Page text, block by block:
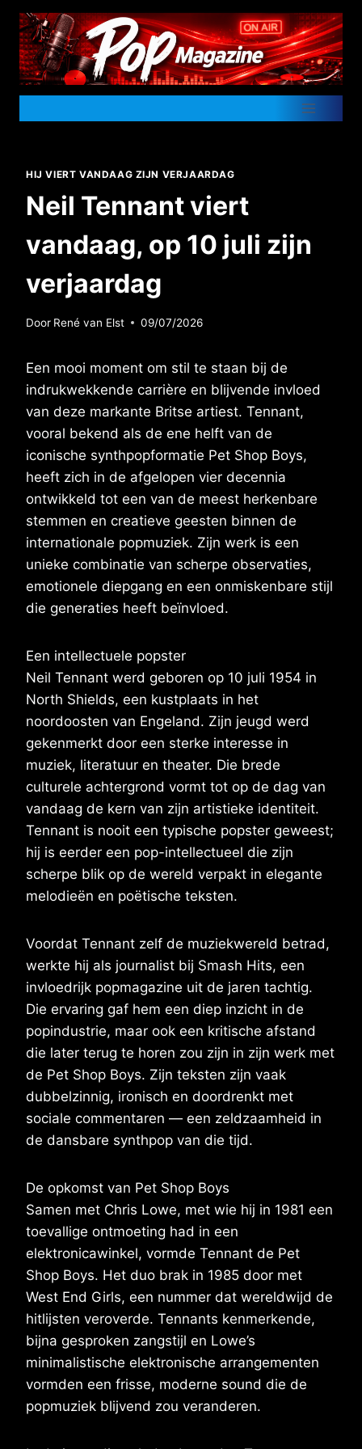
Doorgaan
naar
inhoud
HIJ VIERT VANDAAG ZIJN VERJAARDAG
Neil Tennant viert
vandaag, op 10 juli zijn
verjaardag
Door René van Elst 09/07/2026
Een mooi moment om stil te staan bij de
indrukwekkende carrière en blijvende invloed
van deze markante Britse artiest. Tennant,
vooral bekend als de ene helft van de
iconische synthpopformatie Pet Shop Boys,
heeft zich in de afgelopen vier decennia
ontwikkeld tot een van de meest herkenbare
stemmen en creatieve geesten binnen de
internationale popmuziek. Zijn werk is een
unieke combinatie van scherpe observaties,
emotionele diepgang en een onmiskenbare stijl
die generaties heeft beïnvloed.
Een intellectuele popster
Neil Tennant werd geboren op 10 juli 1954 in
North Shields, een kustplaats in het
noordoosten van Engeland. Zijn jeugd werd
gekenmerkt door een sterke interesse in
muziek, literatuur en theater. Die brede
culturele achtergrond vormt tot op de dag van
vandaag de kern van zijn artistieke identiteit.
Tennant is nooit een typische popster geweest;
hij is eerder een pop-intellectueel die zijn
scherpe blik op de wereld verpakt in elegante
melodieën en poëtische teksten.
Voordat Tennant zelf de muziekwereld betrad,
werkte hij als journalist bij Smash Hits, een
invloedrijk popmagazine uit de jaren tachtig.
Die ervaring gaf hem een diep inzicht in de
popindustrie, maar ook een kritische afstand
die later terug te horen zou zijn in zijn werk met
de Pet Shop Boys. Zijn teksten zijn vaak
dubbelzinnig, ironisch en doordrenkt met
sociale commentaren — een zeldzaamheid in
de dansbare synthpop van die tijd.
De opkomst van Pet Shop Boys
Samen met Chris Lowe, met wie hij in 1981 een
toevallige ontmoeting had in een
elektronicawinkel, vormde Tennant de Pet
Shop Boys. Het duo brak in 1985 door met
West End Girls, een nummer dat wereldwijd de
hitlijsten veroverde. Tennants kenmerkende,
bijna gesproken zangstijl en Lowe’s
minimalistische elektronische arrangementen
vormden een frisse, moderne sound die de
popmuziek blijvend zou veranderen.